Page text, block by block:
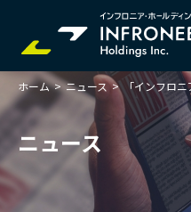
企業情報
トップメッセージ
岐べログ
IR情報
株主・投資家の皆様へ
業績ハイライト
サステナビリティ
トップメッセージ
ホーム > ニュース >
ニュース